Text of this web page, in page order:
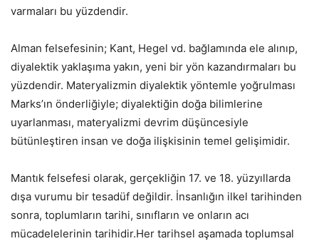
varmaları bu yüzdendir.
Alman felsefesinin; Kant, Hegel vd. bağlamında ele alınıp,
diyalektik yaklaşıma yakın, yeni bir yön kazandırmaları bu
yüzdendir. Materyalizmin diyalektik yöntemle yoğrulması
Marks’ın önderliğiyle; diyalektiğin doğa bilimlerine
uyarlanması, materyalizmi devrim düşüncesiyle
bütünleştiren insan ve doğa ilişkisinin temel gelişimidir.
Mantık felsefesi olarak, gerçekliğin 17. ve 18. yüzyıllarda
dışa vurumu bir tesadüf değildir. İnsanlığın ilkel tarihinden
sonra, toplumların tarihi, sınıfların ve onların acı
mücadelelerinin tarihidir.Her tarihsel aşamada toplumsal